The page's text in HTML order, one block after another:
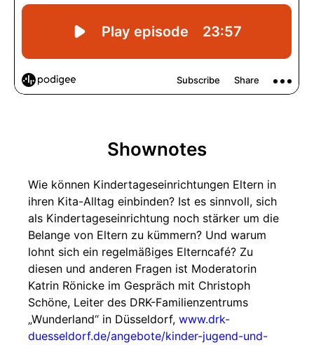
Shownotes
Wie können Kindertageseinrichtungen Eltern in
ihren Kita-Alltag einbinden? Ist es sinnvoll, sich
als Kindertageseinrichtung noch stärker um die
Belange von Eltern zu kümmern? Und warum
lohnt sich ein regelmäßiges Elterncafé? Zu
diesen und anderen Fragen ist Moderatorin
Katrin Rönicke im Gespräch mit Christoph
Schöne, Leiter des DRK-Familienzentrums
„Wunderland“ in Düsseldorf, www.drk-
duesseldorf.de/angebote/kinder-jugend-und-